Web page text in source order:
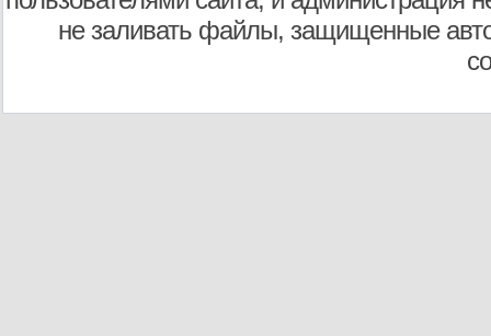
не заливать файлы, защищенные